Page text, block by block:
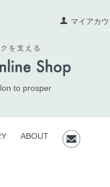
マイアカウ
ABOUT
を支える
to prosper